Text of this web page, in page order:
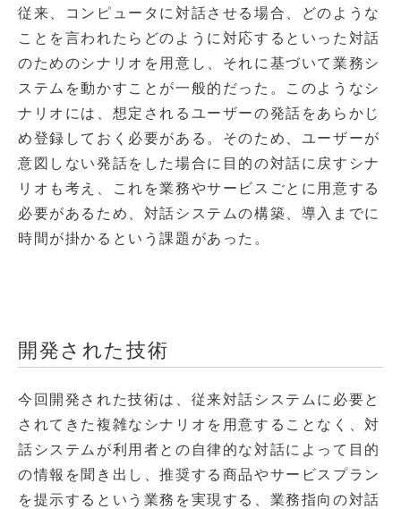
従来、コンピュータに対話させる場合、どのような
ことを言われたらどのように対応するといった対話
のためのシナリオを用意し、それに基づいて業務シ
ステムを動かすことが一般的だった。このようなシ
ナリオには、想定されるユーザーの発話をあらかじ
め登録しておく必要がある。そのため、ユーザーが
意図しない発話をした場合に目的の対話に戻すシナ
リオも考え、これを業務やサービスごとに用意する
必要があるため、対話システムの構築、導入までに
時間が掛かるという課題があった。
開発された技術
今回開発された技術は、従来対話システムに必要と
されてきた複雑なシナリオを用意することなく、対
話システムが利用者との自律的な対話によって目的
の情報を聞き出し、推奨する商品やサービスプラン
を提示するという業務を実現する、業務指向の対話